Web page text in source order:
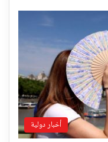
أخبار دولية